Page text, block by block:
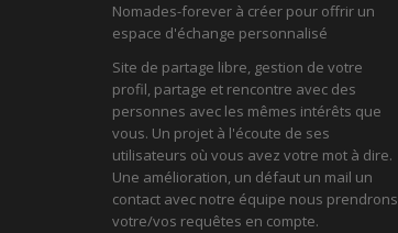
Nomades-forever à créer pour offrir un
espace d'échange personnalisé
Site de partage libre, gestion de votre
profil, partage et rencontre avec des
personnes avec les mêmes intérêts que
vous. Un projet à l'écoute de ses
utilisateurs où vous avez votre mot à dire.
Une amélioration, un défaut un mail un
contact avec notre équipe nous prendrons
votre/vos requêtes en compte.